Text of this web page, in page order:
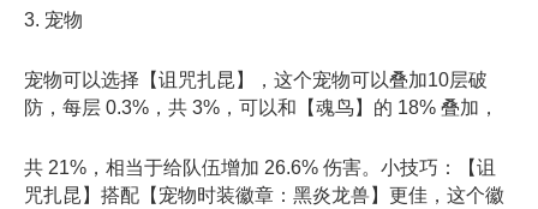
3. 宠物
宠物可以选择【诅咒扎昆】，这个宠物可以叠加10层破
防，每层 0.3%，共 3%，可以和【魂鸟】的 18% 叠加，
共 21%，相当于给队伍增加 26.6% 伤害。小技巧：【诅
咒扎昆】搭配【宠物时装徽章：黑炎龙兽】更佳，这个徽